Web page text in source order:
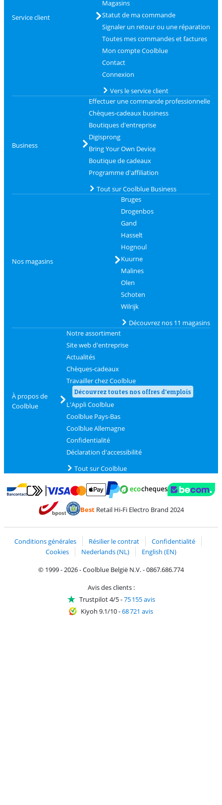
Service client
Magasins
Statut de ma commande
Signaler un retour ou une réparation
Toutes mes commandes et factures
Mon compte Coolblue
Contact
Connexion
Vers le service client
Business
Effectuer une commande professionnelle
Chèques-cadeaux business
Boutiques d'entreprise
Digisprong
Bring Your Own Device
Boutique de cadeaux
Programme d'affiliation
Tout sur Coolblue Business
Nos magasins
Bruges
Drogenbos
Gand
Hasselt
Hognoul
Kuurne
Malines
Olen
Schoten
Wilrijk
Découvrez nos 11 magasins
À propos de
Coolblue
Notre assortiment
Site web d'entreprise
Actualités
Chèques-cadeaux
Travailler chez Coolblue
Découvrez toutes nos offres d'emplois
L'Appli Coolblue
Coolblue Pays-Bas
Coolblue Allemagne
Confidentialité
Déclaration d'accessibilité
Tout sur Coolblue
Payer avec Bancontact
Payer avec MasterCard et Visa via ClickToPay
Payer avec PayPal
BestRetail Hi-Fi Electro Brand 2024
Conditions générales Résilier le contrat
Confidentialité
Cookies
Nederlands (NL)
English (EN)
© 1999 - 2026 - Coolblue België N.V. - 0867.686.774
Avis des clients :
Trustpilot 4/5-75 155 avis
Kiyoh 9.1/10-68 721 avis